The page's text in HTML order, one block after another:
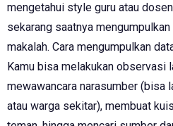
mengetahui style guru atau
sekarang saatnya
makalah. Cara mengumpulkan
Kamu bisa melakukan observasi
mewawancara narasumber (bisa
atau warga sekitar), membuat